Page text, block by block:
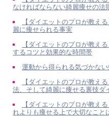
なければならない綺麗痩せの法
【ダイエットのプロが教え
麗に痩せられる事実
【ダイエットのプロが教え
するコツと効果的な時間帯
運動から得られる気づかな
【ダイエットのプロが教え
法、そして綺麗に痩せる裏技ダ
【ダイエットのプロが教え
れよりも痩せる上で大切なこと